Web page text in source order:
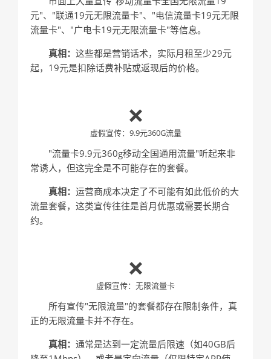
元"、"联通19元无限流量卡"、"电信流量卡19元无限
流量卡"、"广电卡19元无限流量卡"等信息。
真相： 这些都是营销话术，实际月租至少29元
起，19元是扣除话费补贴或返现后的价格。
❌
虚假宣传：9.9元360G流量
"流量卡9.9元360g移动全国通用流量"听起来非
常诱人，但这完全是不可能存在的套餐。
真相： 运营商成本决定了不可能有如此低价的大
流量套餐，这类宣传往往是首月优惠或需要长期合
约。
❌
虚假宣传：无限流量卡
所有宣传"无限流量"的套餐都存在限制条件，真
正的无限流量卡并不存在。
真相： 通常是达到一定流量后限速（如40GB后